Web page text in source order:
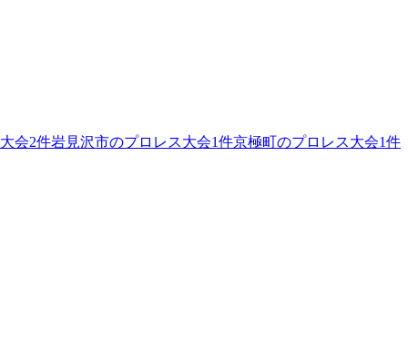
会2件岩見沢市のプロレス大会1件京極町のプロレス大会1件